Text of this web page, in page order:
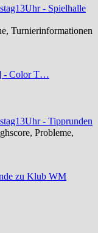
- Spielhalle
Turnierinformationen
- Color T…
- Tipprunden
Probleme,
zu Klub WM